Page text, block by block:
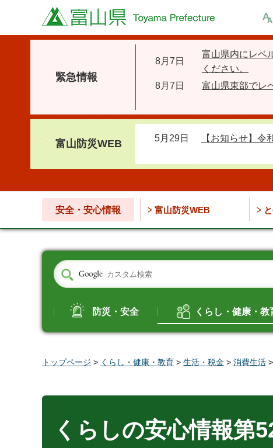
富山県
緊急情報
8月7日
富山県内にレベ
ください。
8月7日
富山県東部でレ
富山防災WEB 5月29日
【お知らせ】令
安全・安心情報 富山防災WEB
防災・安全 くらし・健康・教
トップページ > くらし・健康・教育 > 生活・税金 > 消費生活 >
くらしの安心情報第